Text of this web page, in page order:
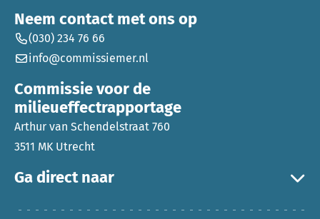
Ga direct naar
Neem contact met ons op
(030) 234 76 66
info@commissiemer.nl
Commissie voor de
milieueffectrapportage
Arthur van Schendelstraat 760
3511 MK Utrecht